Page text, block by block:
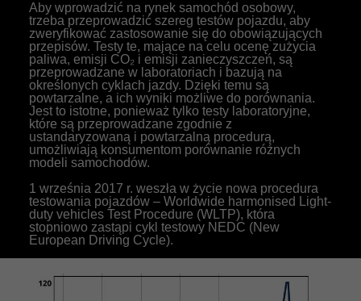
Aby wprowadzić na rynek samochód osobowy,
trzeba przeprowadzić szereg testów pojazdu, aby
zweryfikować zastosowanie się do obowiązujących
przepisów. Testy te, mające na celu ocenę zużycia
paliwa, emisji CO₂ i emisji zanieczyszczeń, są
przeprowadzane w laboratoriach i bazują na
określonych cyklach jazdy. Dzięki temu są
powtarzalne, a ich wyniki możliwe do porównania.
Jest to istotne, ponieważ tylko testy laboratoryjne,
które są przeprowadzane zgodnie z
ustandaryzowaną i powtarzalną procedurą,
umożliwiają konsumentom porównanie różnych
modeli samochodów.
1 września 2017 r. weszła w życie nowa procedura
testowania pojazdów – Worldwide harmonised Light-
duty vehicles Test Procedure (WLTP), która
stopniowo zastąpi cykl testowy NEDC (New
European Driving Cycle).